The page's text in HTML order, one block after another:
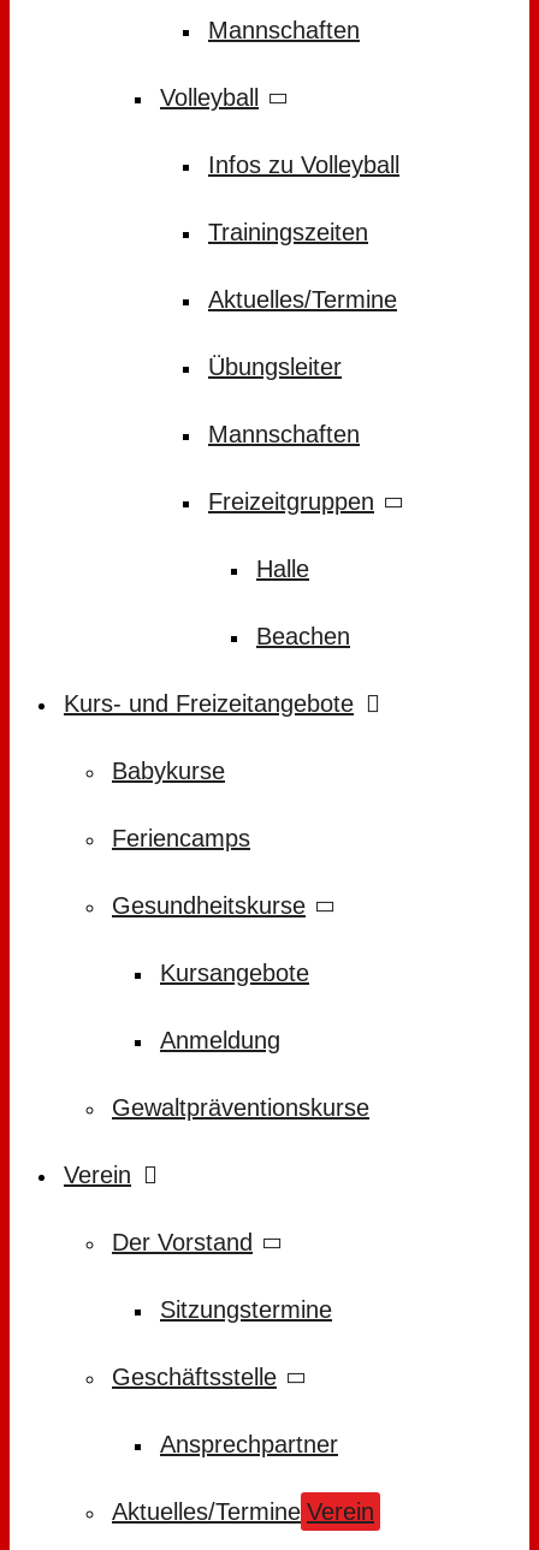
Mannschaften
Volleyball
Infos zu Volleyball
Trainingszeiten
Aktuelles/Termine
Übungsleiter
Mannschaften
Freizeitgruppen
Halle
Beachen
Kurs- und Freizeitangebote
Babykurse
Feriencamps
Gesundheitskurse
Kursangebote
Anmeldung
Gewaltpräventionskurse
Verein
Der Vorstand
Sitzungstermine
Geschäftsstelle
Ansprechpartner
Aktuelles/Termine Verein